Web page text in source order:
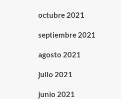
octubre 2021
septiembre 2021
agosto 2021
julio 2021
junio 2021